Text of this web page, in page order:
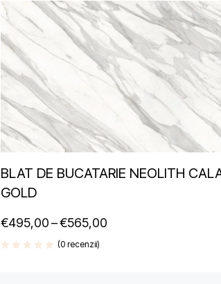
BLAT DE BUCATARIE NEOLITH
GOLD
€495,00–€565,00
(0 recenzii)